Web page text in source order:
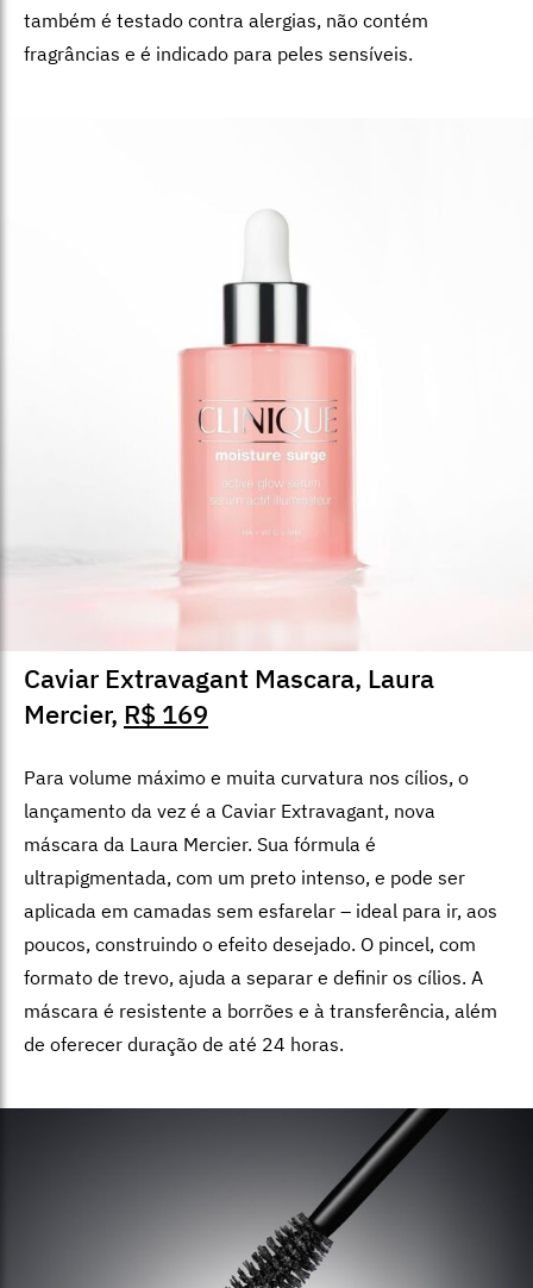
também é testado contra alergias, não contém
fragrâncias e é indicado para peles sensíveis.
Caviar Extravagant Mascara, Laura
Mercier, R$ 169
Para volume máximo e muita curvatura nos cílios, o
lançamento da vez é a Caviar Extravagant, nova
máscara da Laura Mercier. Sua fórmula é
ultrapigmentada, com um preto intenso, e pode ser
aplicada em camadas sem esfarelar – ideal para ir, aos
poucos, construindo o efeito desejado. O pincel, com
formato de trevo, ajuda a separar e definir os cílios. A
máscara é resistente a borrões e à transferência, além
de oferecer duração de até 24 horas.